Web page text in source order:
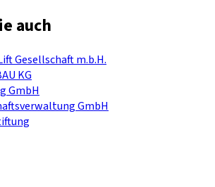
auch
Gesellschaft m.b.H.
KG
GmbH
GmbH